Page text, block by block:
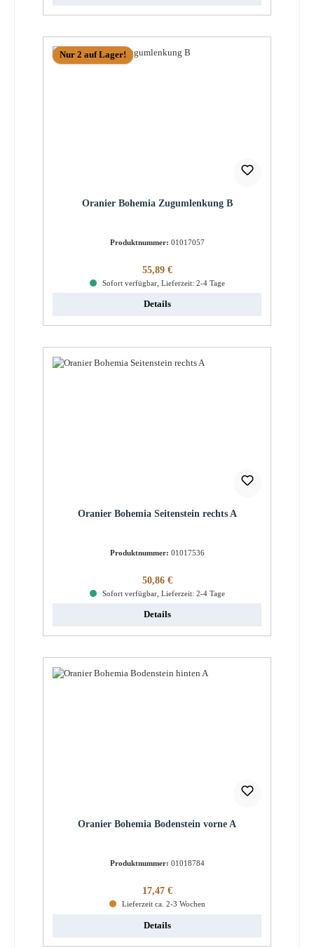
Nur 2 auf Lager!
Oranier Bohemia Zugumlenkung B
Produktnummer: 01017057
Regulärer Preis:
55,89 €
Sofort verfügbar, Lieferzeit: 2-4 Tage
Details
Oranier Bohemia Seitenstein rechts A
Produktnummer: 01017536
Regulärer Preis:
50,86 €
Sofort verfügbar, Lieferzeit: 2-4 Tage
Details
Oranier Bohemia Bodenstein vorne A
Produktnummer: 01018784
Regulärer Preis:
17,47 €
Lieferzeit ca. 2-3 Wochen
Details